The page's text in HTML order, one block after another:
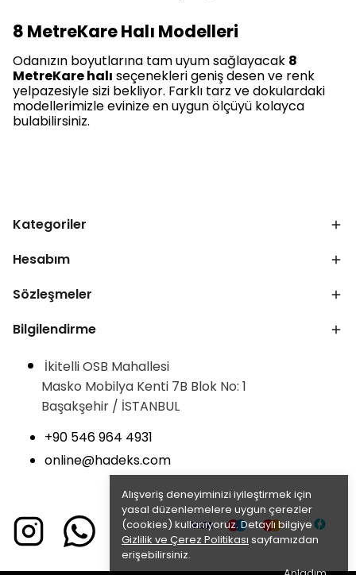
Alışveriş deneyiminizi iyileştirmek için
yasal düzenlemelere uygun çerezler
(cookies) kullanıyoruz. Detaylı bilgiye
Gizlilik ve Çerez Politikası sayfamızdan
erişebilirsiniz.
8 MetreKare Halı Modelleri
Odanızın boyutlarına tam uyum sağlayacak 8
MetreKare halı seçenekleri geniş desen ve renk
yelpazesiyle sizi bekliyor. Farklı tarz ve dokulardaki
modellerimizle evinize en uygun ölçüyü kolayca
bulabilirsiniz.
Kategoriler
Hesabım
Sözleşmeler
Bilgilendirme
İkitelli OSB Mahallesi
Masko Mobilya Kenti 7B Blok No: 1
Başakşehir / İSTANBUL
+90 546 964 4931
online@hadeks.com